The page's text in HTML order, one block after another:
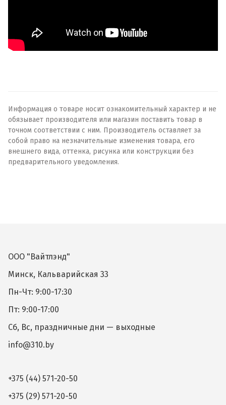
Информация о товаре носит ознакомительный характер и не
обязывает производителя или магазин поставить товар в
точном соответствии с ним. Производитель оставляет за
собой право на незначительные изменения товара, его
внешнего вида, оттенка, рисунка или конструкции без
предварительного уведомления.
ООО "Вайтлэнд"
Минск, Кальварийская 33
Пн-Чт: 9:00-17:30
Пт: 9:00-17:00
Сб, Вс, праздничные дни — выходные
info@310.by
+375 (44) 571-20-50
+375 (29) 571-20-50